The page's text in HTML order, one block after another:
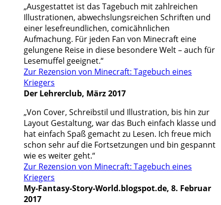
„Ausgestattet ist das Tagebuch mit zahlreichen
Illustrationen, abwechslungsreichen Schriften und
einer lesefreundlichen, comicähnlichen
Aufmachung. Für jeden Fan von Minecraft eine
gelungene Reise in diese besondere Welt – auch für
Lesemuffel geeignet.“
Zur Rezension von Minecraft: Tagebuch eines
Kriegers
Der Lehrerclub, März 2017
„Von Cover, Schreibstil und Illustration, bis hin zur
Layout Gestaltung, war das Buch einfach klasse und
hat einfach Spaß gemacht zu Lesen. Ich freue mich
schon sehr auf die Fortsetzungen und bin gespannt
wie es weiter geht.“
Zur Rezension von Minecraft: Tagebuch eines
Kriegers
My-Fantasy-Story-World.blogspot.de, 8. Februar
2017